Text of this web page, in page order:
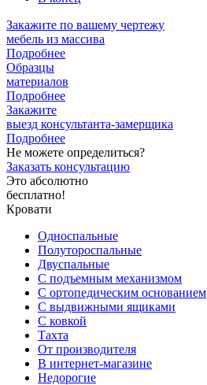
Закажите по вашему чертежу
мебель из массива
Подробнее
Образцы
материалов
Подробнее
Закажите
выезд консультанта-замерщика
Подробнее
Не можете определиться?
Заказать консультацию
Это абсолютно
бесплатно!
Кровати
Односпальные
Полутороспальные
Двуспальные
С подъемным механизмом
С ортопедическим основанием
С выдвижными ящиками
С ковкой
Тахта
От производителя
В интернет-магазине
Недорогие